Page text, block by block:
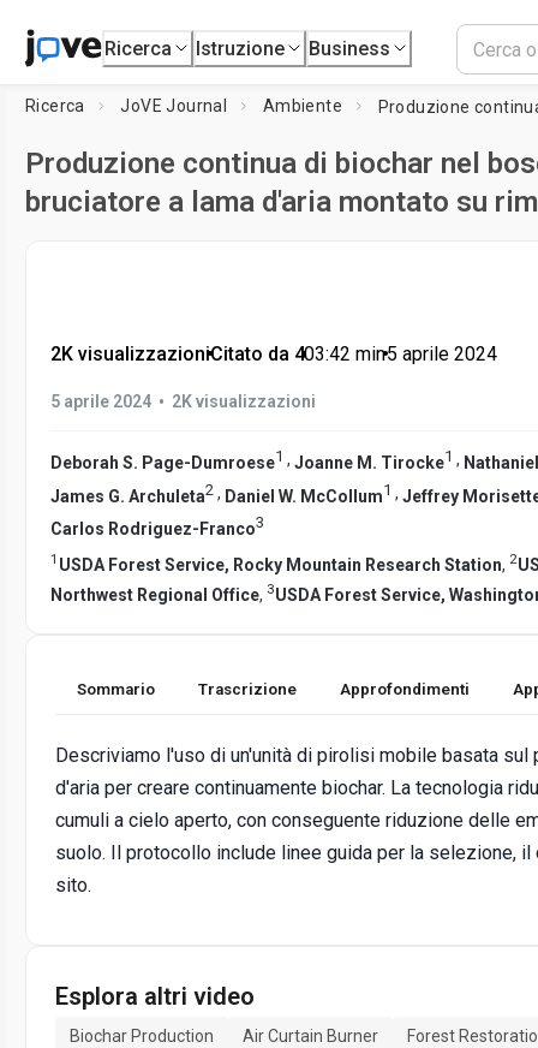
Ricerca Istruzione Business
Ricerca JoVE Journal Ambiente
Produzione continua di biochar nel
bruciatore a lama d'aria montato su
2K visualizzazioni•Citato da 4•03:42 min•5 aprile 2024
5 aprile 2024 • 2K visualizzazioni
Deborah S. Page-Dumroese1 , Joanne M. Tirocke1 ,
James G. Archuleta2 , Daniel W. McCollum1 , Jeffrey
Carlos Rodriguez-Franco3
1 USDA Forest Service, Rocky Mountain Research Station, 2
Northwest Regional Office, 3USDA Forest Service,
Sommario Trascrizione Approfondimenti
Descriviamo l'uso di un'unità di pirolisi mobile basata sul
d'aria per creare continuamente biochar. La tecnologia
cumuli a cielo aperto, con conseguente riduzione delle
suolo. Il protocollo include linee guida per la selezione,
sito.
Esplora altri video
Biochar Production Air Curtain Burner
Forest